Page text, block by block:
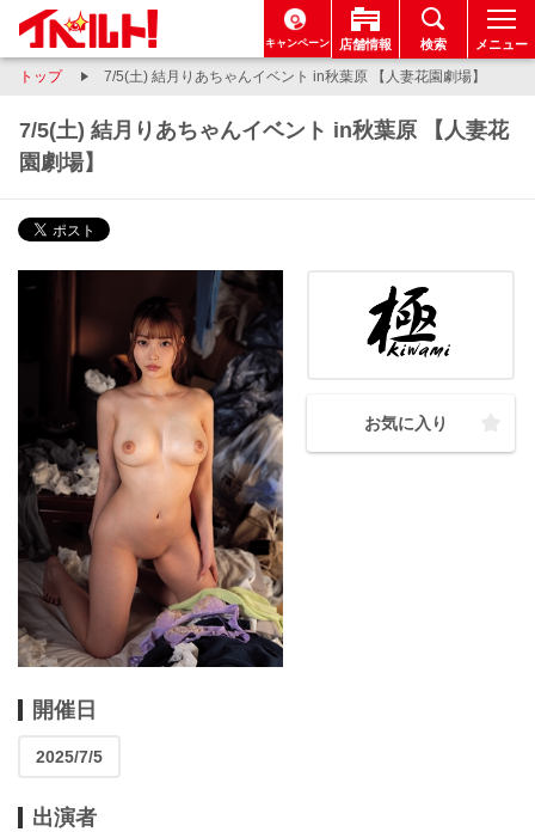
キャンペーン 店舗情報 検索 メニュー
トップ 7/5(土) 結月りあちゃんイベント in秋葉原 【人妻花園劇場】
7/5(土) 結月りあちゃんイベント in秋葉原 【人妻花
園劇場】
お気に入り
開催日
2025/7/5
出演者